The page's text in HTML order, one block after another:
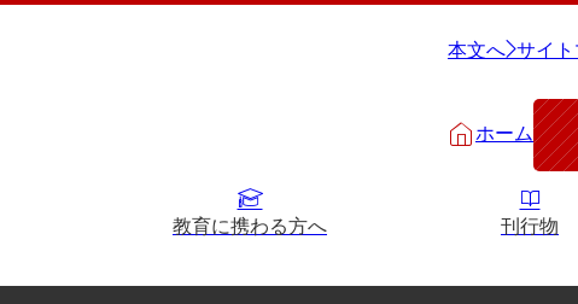
本文へ サイ
ホーム
教育に携わる方へ 刊行物